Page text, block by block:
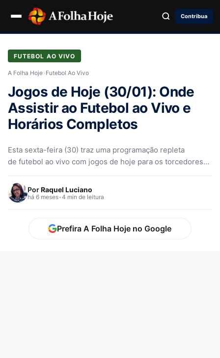
Contribua
FUTEBOL AO VIVO
A Folha Hoje› Futebol Ao Vivo
Jogos de Hoje (30/01): Onde
Assistir ao Futebol ao Vivo e
Horários Completos
Esta sexta-feira (30) traz uma programação repleta
de futebol ao vivo com jogos de hoje para os torcedores
PorRaquel Luciano
há 6 meses•4 min de leitura
Prefira A Folha Hoje no Google